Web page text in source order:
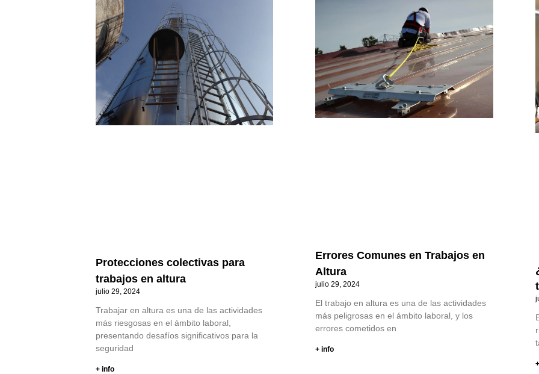
Protecciones colectivas para
trabajos en altura
julio 29, 2024
Trabajar en altura es una de las actividades
más riesgosas en el ámbito laboral,
presentando desafíos significativos para la
seguridad
+ info
Errores Comunes en Trabajos en
Altura
julio 29, 2024
El trabajo en altura es una de las actividades
más peligrosas en el ámbito laboral, y los
errores cometidos en
+ info